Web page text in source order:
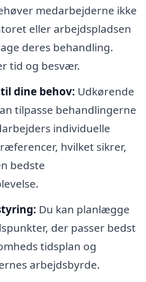
medarbejderne ikke
eller arbejdspladsen
deres behandling.
tid og besvær.
dine behov: Udkørende
tilpasse behandlingerne
individuelle
hvilket sikrer,
bedste
Du kan planlægge
der passer bedst
tidsplan og
arbejdsbyrde.